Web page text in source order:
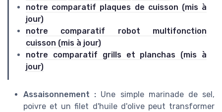
notre comparatif plaques de cuisson (mis à
jour)
notre comparatif robot multifonction
cuisson (mis à jour)
notre comparatif grills et planchas (mis à
jour)
Assaisonnement : Une simple marinade de sel,
poivre et un filet d'huile d'olive peut transformer